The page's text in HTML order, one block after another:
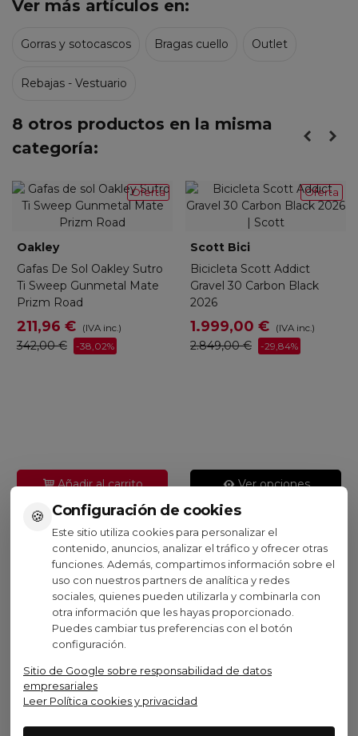
🍪 Configuración de cookies
Este sitio utiliza cookies para personalizar el
contenido, anuncios, analizar el tráfico y ofrecer otras
funciones. Además, compartimos información sobre el
uso con nuestros partners de analítica y redes
sociales, quienes pueden utilizarla y combinarla con
otra información que les hayas proporcionado.
Puedes cambiar tus preferencias con el botón
configuración.
Sitio de Google sobre responsabilidad de datos
empresariales
Leer Política cookies y privacidad
Ver más artículos en:
Gorras y sotocascos Bragas cuello Outlet
Rebajas - Vestuario
8 otros productos en la misma
categoría:
Oferta
Oakley
Gafas De Sol Oakley Sutro
Ti Sweep Gunmetal Mate
Prizm Road
211,96 € (IVA inc.)
342,00 € -38,02%
Añadir al carrito
Oferta
Scott Bici
Bicicleta Scott Addict
Gravel 30 Carbon Black
2026
1.999,00 € (IVA inc.)
2.849,00 € -29,84%
Ver opciones
Visto recientemente
Oferta
No disponible
Lurbel
Bandana Lurbel Alaska